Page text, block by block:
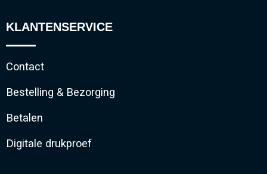
KLANTENSERVICE
Contact
Bestelling & Bezorging
Betalen
Digitale drukproef